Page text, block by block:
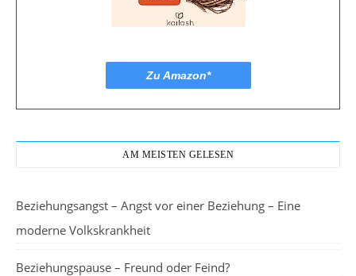
Zu Amazon*
AM MEISTEN GELESEN
Beziehungsangst – Angst vor einer Beziehung – Eine
moderne Volkskrankheit
Beziehungspause – Freund oder Feind?